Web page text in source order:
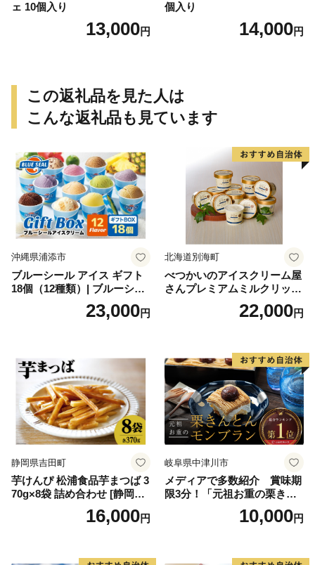
ェ 10個入り
13,000円
個入り
14,000円
この返礼品を見た人は
こんな返礼品も見ています
沖縄県浦添市
ブルーシール アイス ギフト
18個（12種類）| ブルーシー
ルアイス ブルーシールアイ
スクリーム 着日指定可能 送
誕生日 カップ 詰め合わせ バ
ラエティ | バニラ チョコレー
ト ストロベリー ピスタチオ
バニラ＆クッキー ウベ 沖縄
紅イモ 塩ちんすこう 沖縄シ
ークヮーサー 沖縄黒糖 琉球
ロイヤルミルクティ 沖縄パ
イン
23,000円
北海道別海町
べつかいのアイスクリーム屋
さんプレミアムミルクリッチ
12個（AP-01）（ 北海道アイ
ス 北海道産アイス アイス ア
道産アイス 道産アイスクリ
ーム ギフト 詰合せ 詰め合わ
せ ふるさと納税 ）
22,000円
静岡県吉田町
芋けんぴ 松浦食品芋まつば 3
70g×8袋 詰め合わせ [静岡伊
勢丹(松浦食品) 静岡県 吉田町
22424274] 芋ケンピ セット
16,000円
岐阜県中津川市
メディアで多数紹介 賞味期
限3分！「元祖お重の栗きん
とんモンブラン」 【未来の
ご褒美】スイーツ 栗 モンブ
子 菓子 F4N-2298
10,000円